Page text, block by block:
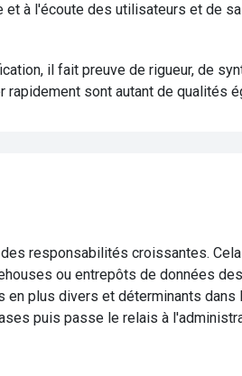
à l'écoute des utilisateurs et de
il fait preuve de rigueur, de
sont autant de qualités
responsabilités croissantes.
ou entrepôts de données
plus divers et déterminants
puis passe le relais à